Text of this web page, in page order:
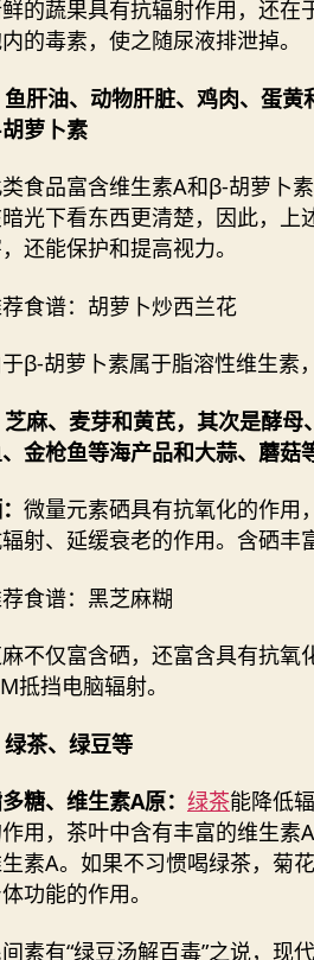
的蔬果具有抗辐射作用，还在
的毒素，使之随尿液排泄掉。
肝油、动物肝脏、鸡肉、蛋
萝卜素
食品富含维生素A和β-胡萝卜
光下看东西更清楚，因此，上
还能保护和提高视力。
食谱：胡萝卜炒西兰花
β-胡萝卜素属于脂溶性维生素
麻、麦芽和黄芪，其次是酵
金枪鱼等海产品和大蒜、蘑菇
微量元素硒具有抗氧化的作用
射、延缓衰老的作用。含硒丰
食谱：黑芝麻糊
不仅富含硒，还富含具有抗氧
抵挡电脑辐射。
茶、绿豆等
糖、维生素A原： 绿茶能降低
用，茶叶中含有丰富的维生素
素A。如果不习惯喝绿茶，菊
功能的作用。
素有“绿豆汤解百毒”之说，现